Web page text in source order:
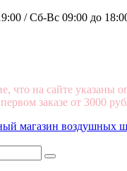
/Сб-Вс 09:00 до
что на сайте указаны
заказе от 3000